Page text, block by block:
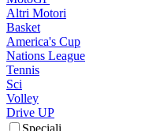
Altri Motori
Basket
America's Cup
Nations League
Tennis
Sci
Volley
Drive UP